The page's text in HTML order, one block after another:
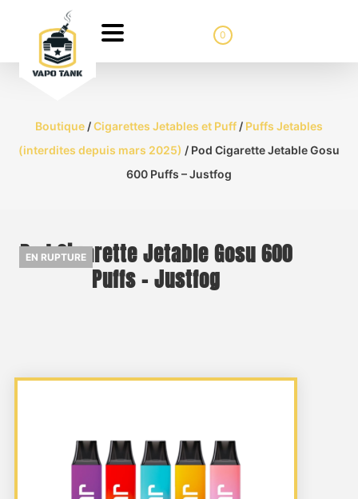
0
Boutique/Cigarettes Jetables et Puff/ Puffs Jetables
(interdites depuis mars 2025) / Pod Cigarette Jetable Gosu
600 Puffs – Justfog
Pod Cigarette Jetable Gosu 600
Puffs – Justfog
EN RUPTURE